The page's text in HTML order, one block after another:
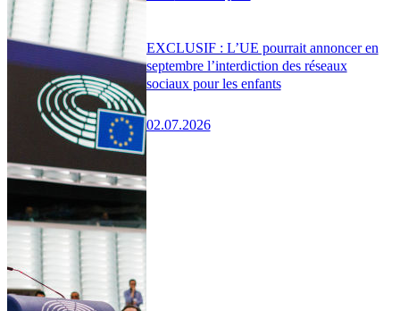
EXCLUSIF : L’UE pourrait annoncer en
septembre l’interdiction des réseaux
sociaux pour les enfants
02.07.2026